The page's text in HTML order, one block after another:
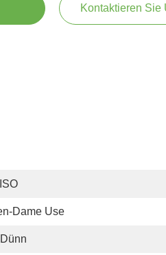
Kontaktieren Sie
Dame Use